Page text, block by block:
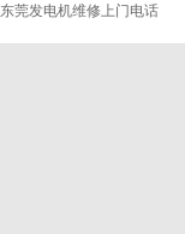
东莞发电机维修上门电话